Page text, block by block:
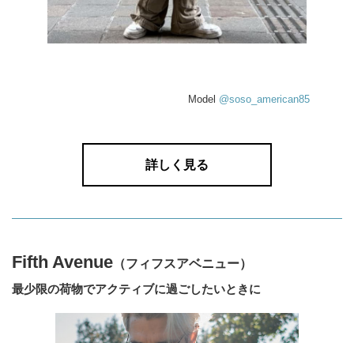
Model @soso_american85
詳しく見る
Fifth Avenue （フィフスアベニュー）
最少限の荷物でアクティブに過ごしたいときに